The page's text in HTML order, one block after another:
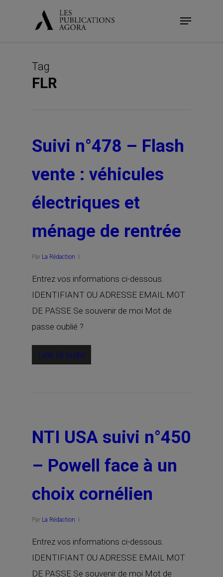
Menu
Tag
FLR
Suivi n°478 – Flash
vente : véhicules
électriques et
ménage de rentrée
Par La Rédaction
Entrez vos informations ci-dessous.
IDENTIFIANT OU ADRESSE EMAIL MOT
DE PASSE Se souvenir de moi Mot de
passe oublié ?
Lire la suite
NTI USA suivi n°450
– Powell face à un
choix cornélien
Par La Rédaction
Entrez vos informations ci-dessous.
IDENTIFIANT OU ADRESSE EMAIL MOT
DE PASSE Se souvenir de moi Mot de